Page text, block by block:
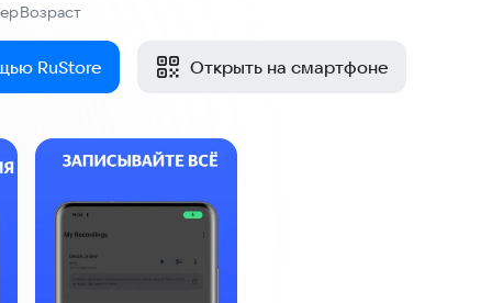
Возраст
RuStore Открыть на смартфоне